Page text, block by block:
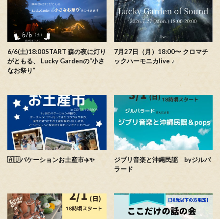
6/6(土)18:00START 森の夜に灯り
がともる、 Lucky Gardenの“小さ
なお祭り”
7月27日（月）18:00〜 クロマチ
ックハーモニカlive ♪
🇦🇺バケーションお土産市✈️✨
ジブリ音楽と沖縄民謡 byジルバ
ラード